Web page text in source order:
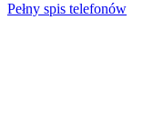
Pełny spis telefonów